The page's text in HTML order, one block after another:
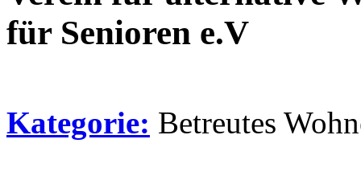
für Senioren e.V
Kategorie: Betreutes